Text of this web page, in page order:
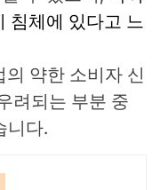
침체에 있다고 느
약한 소비자 신
려되는 부분 중
니다.